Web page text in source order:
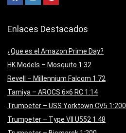
Enlaces Destacados
¿Que es el Amazon Prime Day?
HK Models – Mosquito 1:32
Revell – Millennium Falcom 1:72
Tamiya – AROCS 6×6 RC 1:14
Trumpeter – USS Yorktown CV5 1:200
Trumpeter – Type VII U552 1:48